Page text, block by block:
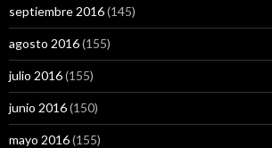
septiembre 2016(145)
agosto 2016(155)
julio 2016(155)
junio 2016(150)
mayo 2016(155)